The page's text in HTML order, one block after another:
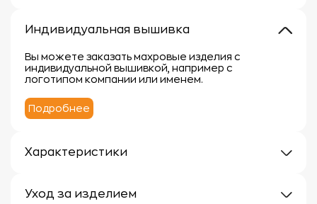
Индивидуальная вышивка
Вы можете заказать махровые изделия с
индивидуальной вышивкой, например с
логотипом компании или именем.
Подробнее
Характеристики
Материал: 100% хлопок
Уход за изделием